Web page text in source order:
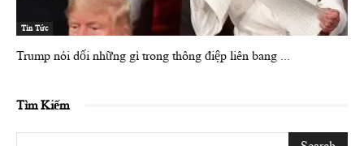
Tin Tức
Trump nói dối những gì trong thông điệp liên bang ...
Tìm Kiếm